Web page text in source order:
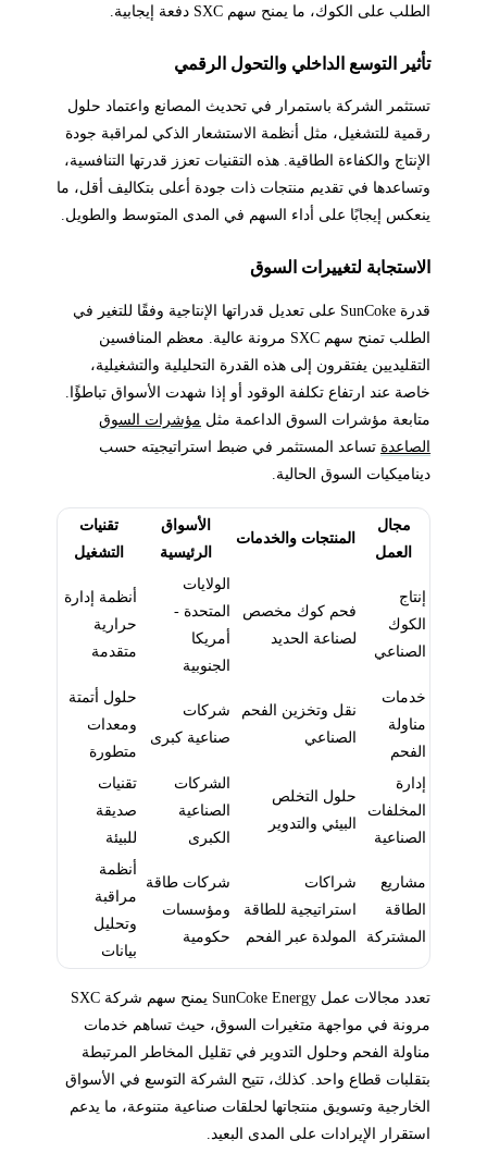
الطلب على الكوك، ما يمنح سهم SXC دفعة إيجابية.
تأثير التوسع الداخلي والتحول الرقمي
تستثمر الشركة باستمرار في تحديث المصانع واعتماد حلول
رقمية للتشغيل، مثل أنظمة الاستشعار الذكي لمراقبة جودة
الإنتاج والكفاءة الطاقية. هذه التقنيات تعزز قدرتها التنافسية،
وتساعدها في تقديم منتجات ذات جودة أعلى بتكاليف أقل، ما
ينعكس إيجابًا على أداء السهم في المدى المتوسط والطويل.
الاستجابة لتغييرات السوق
قدرة SunCoke على تعديل قدراتها الإنتاجية وفقًا للتغير في
الطلب تمنح سهم SXC مرونة عالية. معظم المنافسين
التقليديين يفتقرون إلى هذه القدرة التحليلية والتشغيلية،
خاصة عند ارتفاع تكلفة الوقود أو إذا شهدت الأسواق تباطؤًا.
متابعة مؤشرات السوق الداعمة مثل مؤشرات السوق
الصاعدةتساعد المستثمر في ضبط استراتيجيته حسب
ديناميكيات السوق الحالية.
مجال
العمل
المنتجات والخدمات
الأسواق
الرئيسية
تقنيات
التشغيل
إنتاج
الكوك
الصناعي
فحم كوك مخصص
لصناعة الحديد
الولايات
المتحدة -
أمريكا
الجنوبية
أنظمة إدارة
حرارية
متقدمة
خدمات
مناولة
الفحم
نقل وتخزين الفحم
الصناعي
شركات
صناعية كبرى
حلول أتمتة
ومعدات
متطورة
إدارة
المخلفات
الصناعية
حلول التخلص
البيئي والتدوير
الشركات
الصناعية
الكبرى
تقنيات
صديقة
للبيئة
مشاريع
الطاقة
المشتركة
شراكات
استراتيجية للطاقة
المولدة عبر الفحم
شركات طاقة
ومؤسسات
حكومية
أنظمة
مراقبة
وتحليل
بيانات
تعدد مجالات عمل SunCoke Energy يمنح سهم شركة SXC
مرونة في مواجهة متغيرات السوق، حيث تساهم خدمات
مناولة الفحم وحلول التدوير في تقليل المخاطر المرتبطة
بتقلبات قطاع واحد. كذلك، تتيح الشركة التوسع في الأسواق
الخارجية وتسويق منتجاتها لحلقات صناعية متنوعة، ما يدعم
استقرار الإيرادات على المدى البعيد.